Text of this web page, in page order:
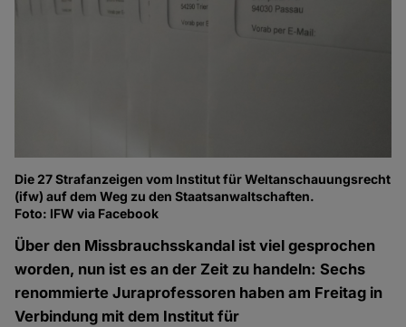
Die 27 Strafanzeigen vom Institut für Weltanschauungsrecht
(ifw) auf dem Weg zu den Staatsanwaltschaften.
Foto: IFW via Facebook
Über den Missbrauchsskandal ist viel gesprochen
worden, nun ist es an der Zeit zu handeln: Sechs
renommierte Juraprofessoren haben am Freitag in
Verbindung mit dem Institut für